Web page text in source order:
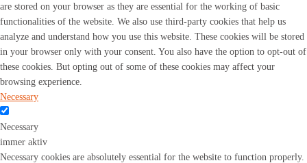
are stored on your browser as they are essential for the working of basic
functionalities of the website. We also use third-party cookies that help us
analyze and understand how you use this website. These cookies will be stored
in your browser only with your consent. You also have the option to opt-out of
these cookies. But opting out of some of these cookies may affect your
browsing experience.
Necessary
Necessary
immer aktiv
Necessary cookies are absolutely essential for the website to function properly.